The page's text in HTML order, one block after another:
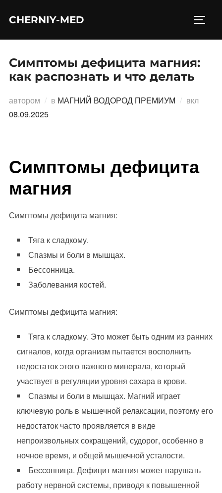
CHERNIY-MED
Симптомы дефицита магния:
как распознать и что делать
автором в МАГНИЙ ВОДОРОД ПРЕМИУМ вкл
08.09.2025
Симптомы дефицита
магния
Симптомы дефицита магния:
Тяга к сладкому.
Спазмы и боли в мышцах.
Бессонница.
Заболевания костей.
Симптомы дефицита магния:
Тяга к сладкому. Это может быть одним из ранних
сигналов, когда организм пытается восполнить
недостаток этого важного минерала, который
участвует в регуляции уровня сахара в крови.
Спазмы и боли в мышцах. Магний играет
ключевую роль в мышечной релаксации, поэтому его
недостаток часто проявляется в виде
непроизвольных сокращений, судорог, особенно в
ночное время, и общей мышечной усталости.
Бессонница. Дефицит магния может нарушать
работу нервной системы, приводя к повышенной